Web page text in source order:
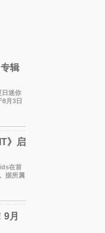
辑
迷你
月3日
》启
在首
据所属
9月